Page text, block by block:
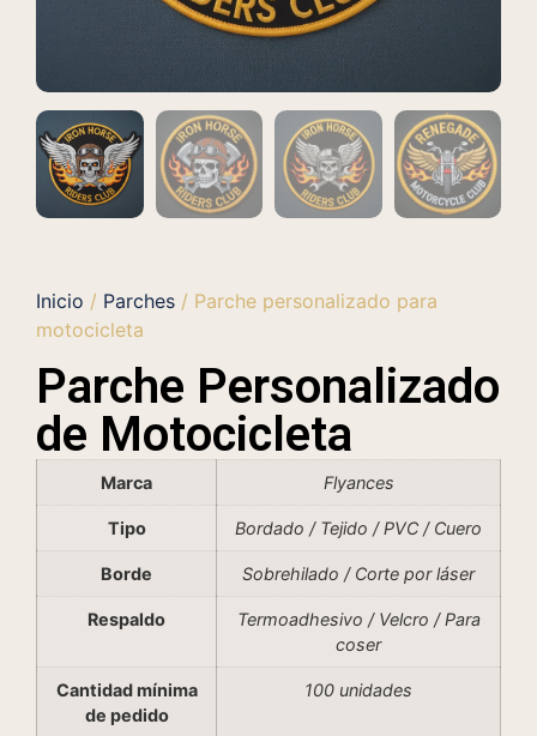
Inicio / Parches / Parche personalizado para
motocicleta
Parche Personalizado
de Motocicleta
Marca Flyances
Tipo Bordado / Tejido / PVC / Cuero
Borde Sobrehilado / Corte por láser
Respaldo
Termoadhesivo / Velcro / Para
coser
Cantidad mínima
de pedido
100 unidades